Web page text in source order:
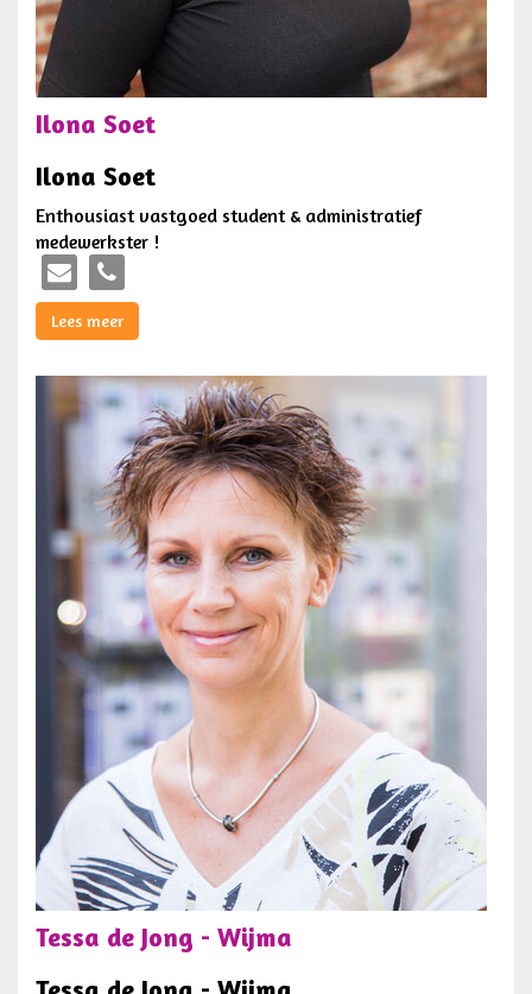
Ilona Soet
Ilona Soet
Enthousiast vastgoed student & administratief
medewerkster !
Lees meer
Tessa de Jong - Wijma